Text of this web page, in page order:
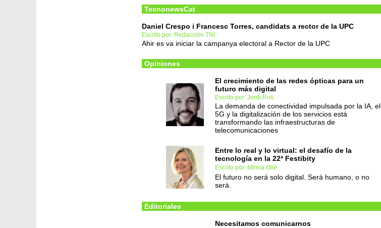
TecnonewsCat
Daniel Crespo i Francesc Torres, candidats a rector de la UPC
Escrito por: Redacción TNI
Ahir es va iniciar la campanya electoral a Rector de la UPC
Opiniones
El crecimiento de las redes ópticas para un
futuro más digital
Escrito por: Jordi Ros
La demanda de conectividad impulsada por la IA, el
5G y la digitalización de los servicios está
transformando las infraestructuras de
telecomunicaciones
Entre lo real y lo virtual: el desafío de la
tecnología en la 22ª Festibity
Escrito por: Mireia Ollé
El futuro no será solo digital. Será humano, o no
será.
Editoriales
Necesitamos comunicarnos